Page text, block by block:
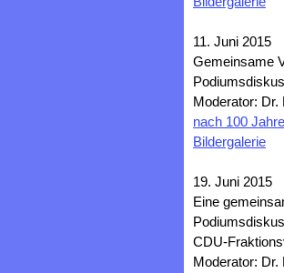
11. Juni 2015
Gemeinsame
Moderator: Dr.
nach 100
Bildergalerie
19. Juni 2015
Eine
CDU-
Moderator: Dr.